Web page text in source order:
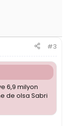
#3
6,9 milyon
de olsa Sabri